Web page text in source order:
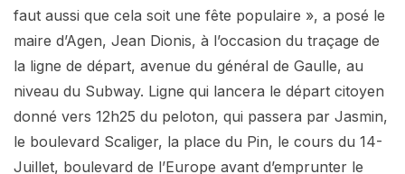
faut aussi que cela soit une fête populaire », a posé le
maire d’Agen, Jean Dionis, à l’occasion du traçage de
la ligne de départ, avenue du général de Gaulle, au
niveau du Subway. Ligne qui lancera le départ citoyen
donné vers 12h25 du peloton, qui passera par Jasmin,
le boulevard Scaliger, la place du Pin, le cours du 14-
Juillet, boulevard de l’Europe avant d’emprunter le